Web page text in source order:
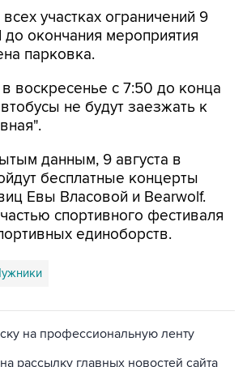
участках ограничений 9
до окончания мероприятия
парковка.
воскресенье с 7:50 до конца
не будут заезжать к
данным, 9 августа в
бесплатные концерты
Евы Власовой и Bearwolf.
спортивного фестиваля
единоборств.
на профессиональную ленту
рассылку главных новостей сайта